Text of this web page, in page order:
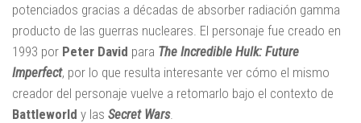
potenciados gracias a décadas de absorber radiación gamma
producto de las guerras nucleares. El personaje fue creado en
1993 por Peter David para The Incredible Hulk: Future
Imperfect, por lo que resulta interesante ver cómo el mismo
creador del personaje vuelve a retomarlo bajo el contexto de
Battleworld y las Secret Wars.